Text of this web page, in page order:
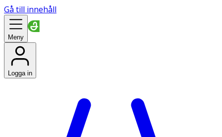
Gå till innehåll
Meny
Logga in